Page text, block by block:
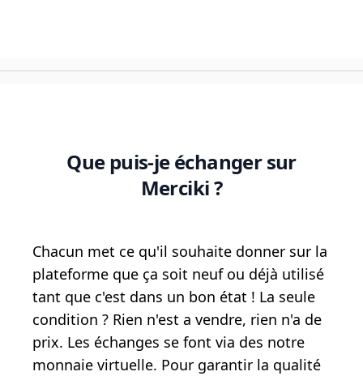
Que puis-je échanger sur
Merciki ?
Chacun met ce qu'il souhaite donner sur la
plateforme que ça soit neuf ou déjà utilisé
tant que c'est dans un bon état ! La seule
condition ? Rien n'est a vendre, rien n'a de
prix. Les échanges se font via des notre
monnaie virtuelle. Pour garantir la qualité